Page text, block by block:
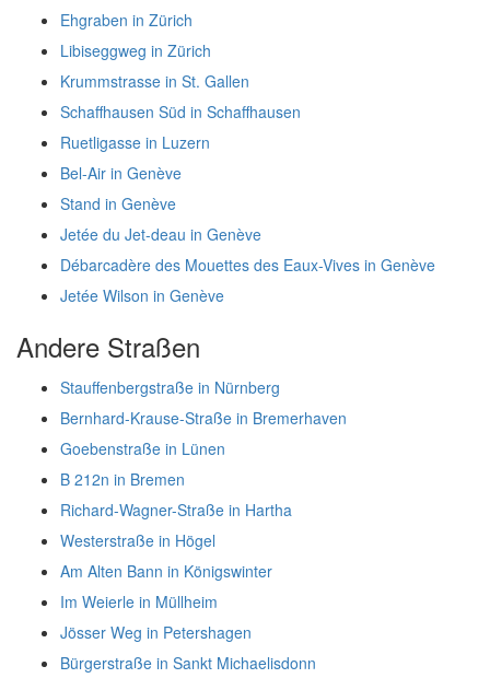
Ehgraben in Zürich
Libiseggweg in Zürich
Krummstrasse in St. Gallen
Schaffhausen Süd in Schaffhausen
Ruetligasse in Luzern
Bel-Air in Genève
Stand in Genève
Jetée du Jet-deau in Genève
Débarcadère des Mouettes des Eaux-Vives in Genève
Jetée Wilson in Genève
Andere Straßen
Stauffenbergstraße in Nürnberg
Bernhard-Krause-Straße in Bremerhaven
Goebenstraße in Lünen
B 212n in Bremen
Richard-Wagner-Straße in Hartha
Westerstraße in Högel
Am Alten Bann in Königswinter
Im Weierle in Müllheim
Jösser Weg in Petershagen
Bürgerstraße in Sankt Michaelisdonn